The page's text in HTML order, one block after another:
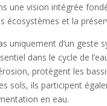
une vision intégrée
écosystèmes et la
uniquement d’un geste
dans le cycle de
protègent les
sols, ils participent
en eau.